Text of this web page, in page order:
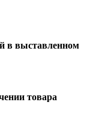
в выставленном
товара